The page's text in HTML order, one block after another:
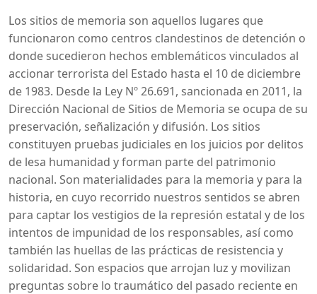
Los sitios de memoria son aquellos lugares que
funcionaron como centros clandestinos de detención o
donde sucedieron hechos emblemáticos vinculados al
accionar terrorista del Estado hasta el 10 de diciembre
de 1983. Desde la Ley Nº 26.691, sancionada en 2011, la
Dirección Nacional de Sitios de Memoria se ocupa de su
preservación, señalización y difusión. Los sitios
constituyen pruebas judiciales en los juicios por delitos
de lesa humanidad y forman parte del patrimonio
nacional. Son materialidades para la memoria y para la
historia, en cuyo recorrido nuestros sentidos se abren
para captar los vestigios de la represión estatal y de los
intentos de impunidad de los responsables, así como
también las huellas de las prácticas de resistencia y
solidaridad. Son espacios que arrojan luz y movilizan
preguntas sobre lo traumático del pasado reciente en